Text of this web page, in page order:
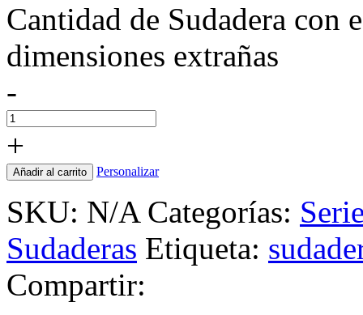
Cantidad de Sudadera con
dimensiones extrañas
-
+
Añadir al carrito Personalizar
SKU: N/A Categorías:
Sudaderas Etiqueta:
Compartir: